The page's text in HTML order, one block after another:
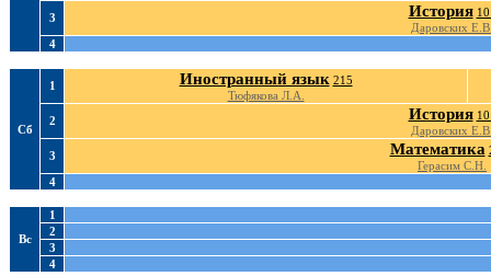
3
История
Даровских
4
Сб
1 Иностранный язык 215
Тюфякова Л.А.
2
История
Даровских
3
Математика
Герасим С.Н.
4
Вс
1
2
3
4